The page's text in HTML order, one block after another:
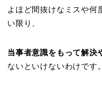
よほど間抜けなミスや何
い限り、
当事者意識をもって解決
ないといけないわけです。